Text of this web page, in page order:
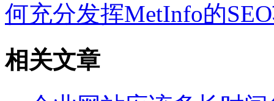
何充分发挥MetInfo的
相关文章